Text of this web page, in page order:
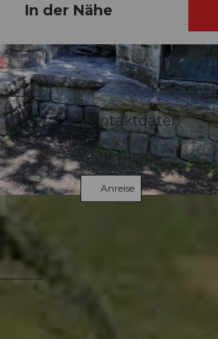
DANIEL A. REGLI | CC-BY
In der Nähe
Kontaktdaten
6491Realp
Anreise